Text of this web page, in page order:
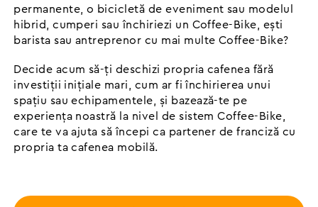
permanente, o bicicletă de eveniment sau modelul
hibrid, cumperi sau închiriezi un Coffee-Bike, ești
barista sau antreprenor cu mai multe Coffee-Bike?
Decide acum să-ți deschizi propria cafenea fără
investiții inițiale mari, cum ar fi închirierea unui
spațiu sau echipamentele, și bazează-te pe
experiența noastră la nivel de sistem Coffee-Bike,
care te va ajuta să începi ca partener de franciză cu
propria ta cafenea mobilă.